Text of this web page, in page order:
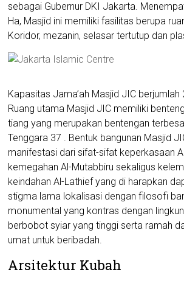
sebagai Gubernur DKI Jakarta.
Ha, Masjid ini memiliki fasilitas berupa
Koridor, mezanin, selasar tertutup dan
Kapasitas Jama’ah Masjid JIC berjumlah
Ruang utama Masjid JIC memiliki
tiang yang merupakan bentengan
Tenggara 37 . Bentuk bangunan Masjid
manifestasi dari sifat-sifat keperkasaan
kemegahan Al-Mutabbiru sekaligus
keindahan Al-Lathief yang di harapkan
stigma lama lokalisasi dengan filosofi
monumental yang kontras dengan
berbobot syiar yang tinggi serta ramah
umat untuk beribadah.
Arsitektur Kubah